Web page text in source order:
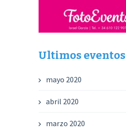
Ultimos eventos
mayo 2020
abril 2020
marzo 2020